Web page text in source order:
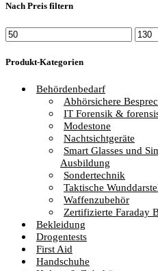
Nach Preis filtern
Min.
Preis
Max.
Preis
Produkt-Kategorien
Behördenbedarf
Abhörsichere
IT Forensik &
Modestone
Nachtsichtgeräte
Smart Glasses und
Ausbildung
Sondertechnik
Taktische
Waffenzubehör
Zertifizierte Faraday
Bekleidung
Drogentests
First Aid
Handschuhe